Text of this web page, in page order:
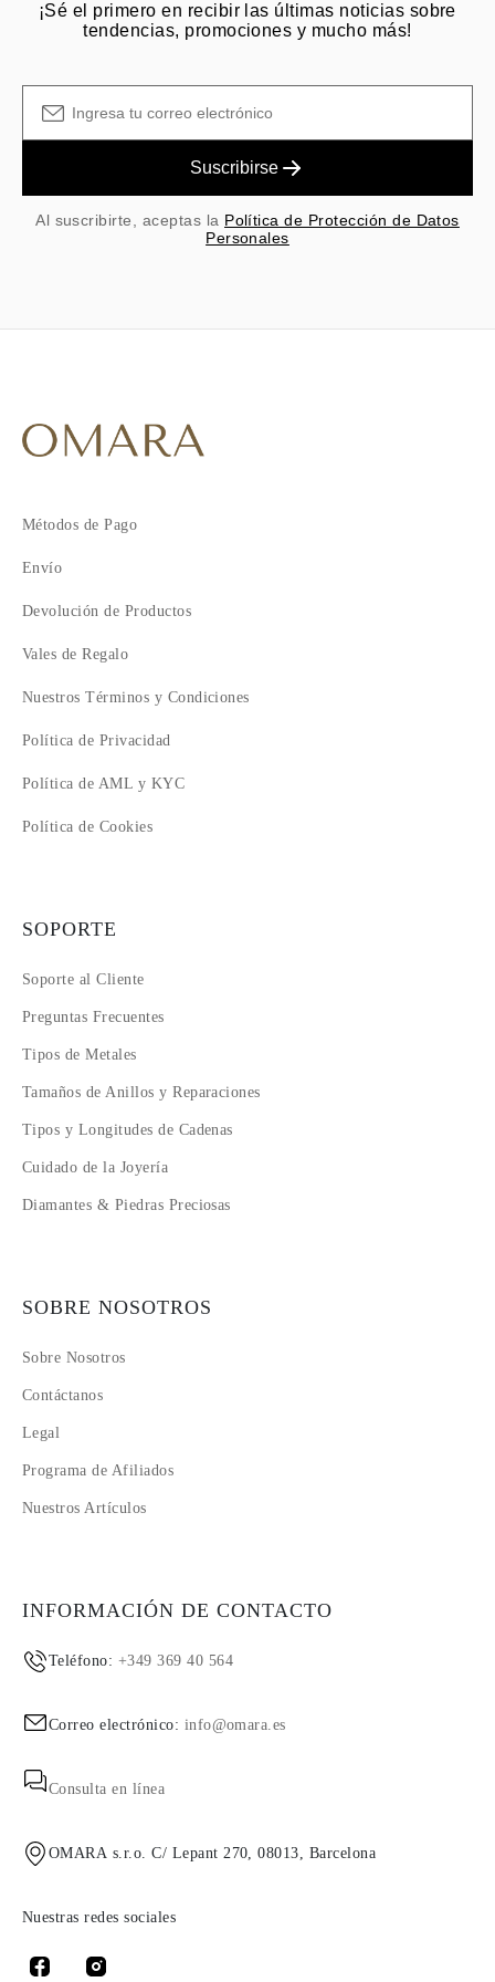
¡Sé el primero en recibir las últimas noticias sobre
tendencias, promociones y mucho más!
Suscribirse
Al suscribirte, aceptas la Política de Protección de Datos
Personales
Métodos de Pago
Envío
Devolución de Productos
Vales de Regalo
Nuestros Términos y Condiciones
Política de Privacidad
Política de AML y KYC
Política de Cookies
SOPORTE
Soporte al Cliente
Preguntas Frecuentes
Tipos de Metales
Tamaños de Anillos y Reparaciones
Tipos y Longitudes de Cadenas
Cuidado de la Joyería
Diamantes & Piedras Preciosas
SOBRE NOSOTROS
Sobre Nosotros
Contáctanos
Legal
Programa de Afiliados
Nuestros Artículos
INFORMACIÓN DE CONTACTO
Teléfono: +349 369 40 564
Correo electrónico: info@omara.es
Consulta en línea
OMARA s.r.o. C/ Lepant 270, 08013, Barcelona
Nuestras redes sociales